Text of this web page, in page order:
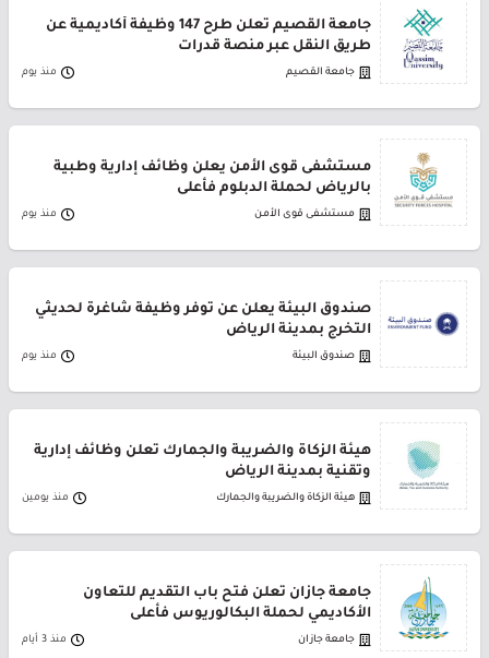
جامعة القصيم تعلن طرح 147 وظيفة أكاديمية عن
طريق النقل عبر منصة قدرات
جامعة القصيم منذ يوم
مستشفى قوى الأمن يعلن وظائف إدارية وطبية
بالرياض لحملة الدبلوم فأعلى
مستشفى قوى الأمن منذ يوم
صندوق البيئة يعلن عن توفر وظيفة شاغرة لحديثي
التخرج بمدينة الرياض
صندوق البيئة منذ يوم
هيئة الزكاة والضريبة والجمارك تعلن وظائف إدارية
وتقنية بمدينة الرياض
هيئة الزكاة والضريبة والجمارك منذ يومين
جامعة جازان تعلن فتح باب التقديم للتعاون
الأكاديمي لحملة البكالوريوس فأعلى
جامعة جازان منذ 3 أيام